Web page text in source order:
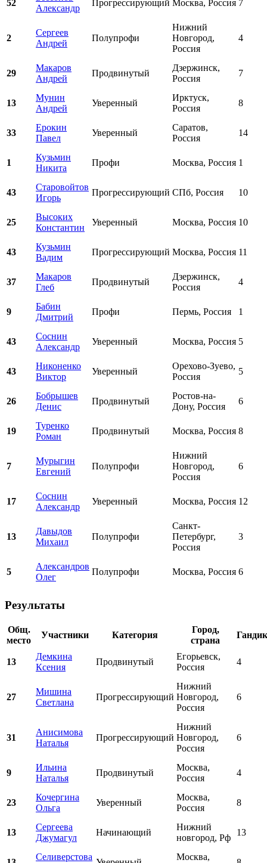
52
Александр
Прогрессирующий Москва, Россия 7
2
Сергеев
Андрей
Полупрофи
Нижний
Новгород,
Россия
4
29
Макаров
Андрей
Продвинутый
Дзержинск,
Россия
7
13
Мунин
Андрей
Уверенный
Ирктуск,
Россия
8
33
Ерокин
Павел
Уверенный
Саратов,
Россия
14
1
Кузьмин
Никита
Профи Москва, Россия 1
43
Старовойтов
Игорь
Прогрессирующий СПб, Россия 10
25
Высоких
Константин
Уверенный Москва, Россия 10
43
Кузьмин
Вадим
Прогрессирующий Москва, Россия 11
37
Макаров
Глеб
Продвинутый
Дзержинск,
Россия
4
9
Бабин
Дмитрий
Профи Пермь, Россия 1
43
Соснин
Александр
Уверенный Москва, Россия 5
43
Никоненко
Виктор
Уверенный
Орехово-Зуево,
Россия
5
26
Бобрышев
Денис
Продвинутый
Ростов-на-
Дону, Россия
6
19
Туренко
Роман
Продвинутый Москва, Россия 8
7
Мурыгин
Евгений
Полупрофи
Нижний
Новгород,
Россия
6
17
Соснин
Александр
Уверенный Москва, Россия 12
13
Давыдов
Михаил
Полупрофи
Санкт-
Петербург,
Россия
3
5
Александров
Олег
Полупрофи Москва, Россия 6
Результаты
Общ.
место
Участники Категория
Город,
страна
13
Демкина
Ксения
Продвинутый
Егорьевск,
Россия
4
27
Мишина
Светлана
Прогрессирующий
Нижний
Новгород,
Россия
6
31
Анисимова
Наталья
Прогрессирующий
Нижний
Новгород,
Россия
6
9
Ильина
Наталья
Продвинутый
Москва,
Россия
4
23
Кочергина
Ольга
Уверенный
Москва,
Россия
8
13
Сергеева
Джумагул
Начинающий
Нижний
новгород, Рф
13
Селиверстова
Москва,